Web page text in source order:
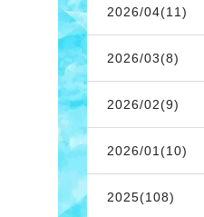
2026/04(11)
2026/03(8)
2026/02(9)
2026/01(10)
2025(108)